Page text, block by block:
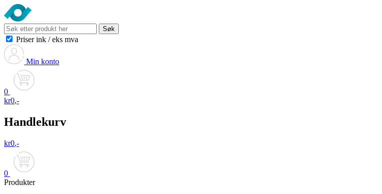
Søk
Priser ink / eks mva
Min konto
0
kr0,-
Handlekurv
kr0,-
0
Produkter